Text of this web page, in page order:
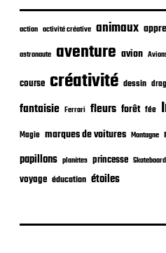
l
i
a
i
n
action activité créative animaux
astronaute aventure avion
course créativité dessin
fantaisie Ferrari fleurs forêt fée
Magie marques de voitures Montagne
papillons planètes princesse Skateboard
voyage éducation étoiles